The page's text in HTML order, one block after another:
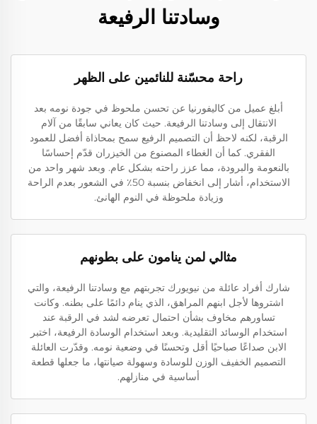
وسادتنا الرفيعة
راحة محسّنة للنائمين على الظهر
أبلغ عميل من كاليفورنيا عن تحسن ملحوظ في جودة نومه بعد
الانتقال إلى وسادتنا الرفيعة. حيث كان يعاني سابقًا من آلام
الرقبة، لكنه لاحظ أن التصميم الرفيع سمح بمحاذاة أفضل للعمود
الفقري. كما أن الغطاء المصنوع من الخيزران قدّم إحساسًا
بالنعومة والبرودة، مما عزز راحته بشكل عام. وبعد شهر واحد من
الاستخدام، أشار إلى انخفاض بنسبة 50٪ في الشعور بعدم الراحة
وزيادة ملحوظة في النوم الهانئ.
مثالي لمن ينامون على بطونهم
شارك أفراد عائلة من نيويورك تجربتهم مع وسادتنا الرفيعة، والتي
اشتروها لأجل ابنهم المراهق، الذي ينام دائمًا على بطنه. وكانت
تساورهم مخاوف بشأن احتمال تعرضه لشد في الرقبة عند
استخدام الوسائد التقليدية. وبعد استخدام الوسادة الرفيعة، اختبر
الابن صداعًا صباحيًا أقل وتحسنًا في وضعية نومه. وقدّرت العائلة
التصميم الخفيف الوزن للوسادة وسهولة صيانتها، ما جعلها قطعة
أساسية في منازلهم.